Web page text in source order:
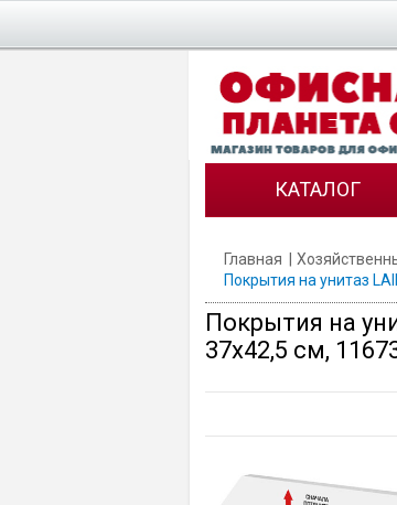
КАТАЛОГ
Главная
Покрытия на унитаз
Покрытия на
37х42,5 см,